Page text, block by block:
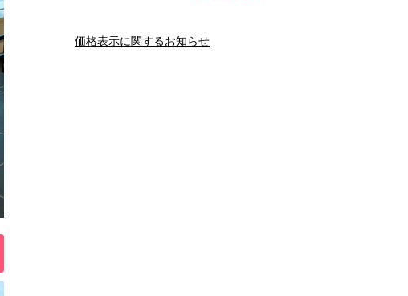
夫との関係
新津春子 どか食い
価格表示に関するお知らせ